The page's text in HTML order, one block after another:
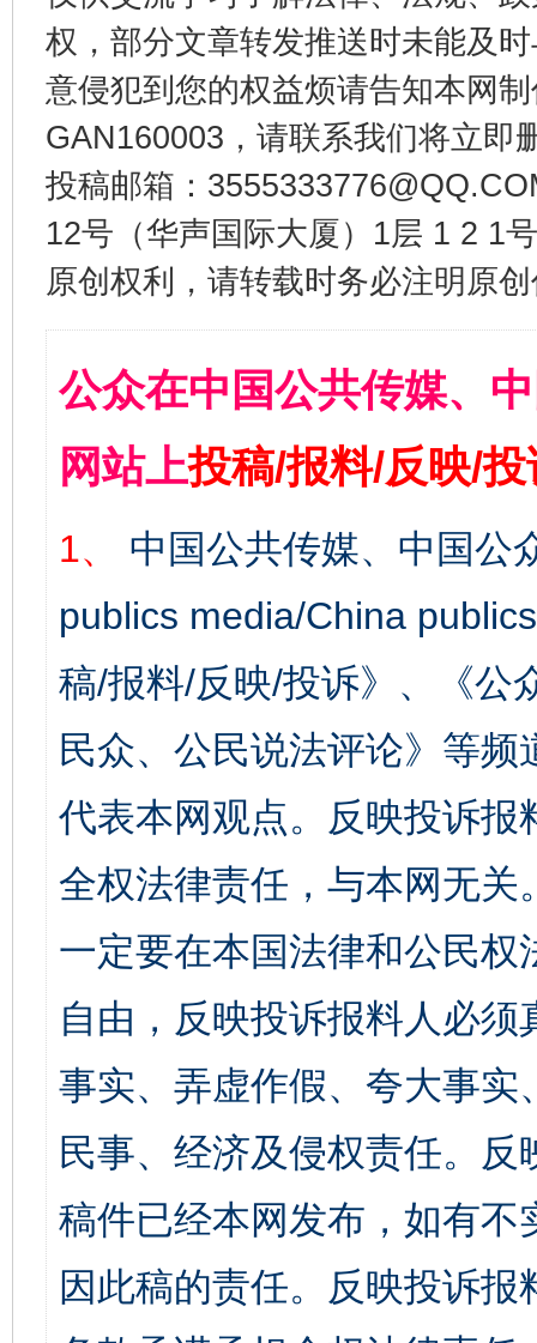
权，部分文章转发推送时未能及
意侵犯到您的权益烦请告知本网
GAN160003，请联系我们将立即
投稿邮箱：
12号（华声国际大厦）1层 1 2 1
原创权利，请转载时务必注明原
公众在中国公共传媒、
网站上投稿/报料/反映/
1、
中国公共传媒、中国公
publics media/China
稿/报料/反映/投诉》、《公
民众、公民说法评论》等
代表本网观点。反映投诉
全权法律责任，与本网无
一定要在本国法律和公民
自由，反映投诉报料人必
事实、弄虚作假、夸大事
民事、经济及侵权责任。
稿件已经本网发布，如有
因此稿的责任。反映投诉